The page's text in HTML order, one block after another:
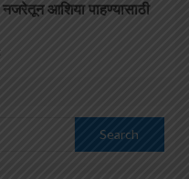
नजरेतून आशिया पाहण्यासाठी